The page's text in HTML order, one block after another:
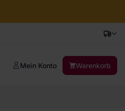
Mein Konto Warenkorb